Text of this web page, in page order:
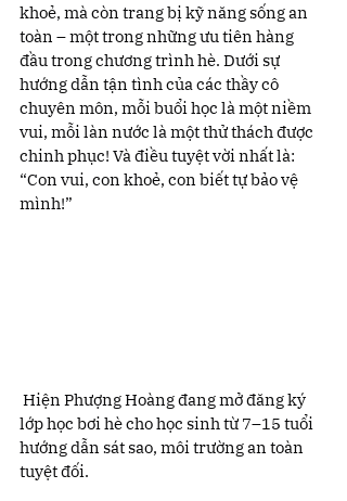
khoẻ, mà còn trang bị kỹ năng sống an
toàn – một trong những ưu tiên hàng
đầu trong chương trình hè. Dưới sự
hướng dẫn tận tình của các thầy cô
chuyên môn, mỗi buổi học là một niềm
vui, mỗi làn nước là một thử thách được
chinh phục! Và điều tuyệt vời nhất là:
“Con vui, con khoẻ, con biết tự bảo vệ
mình!”
Hiện Phượng Hoàng đang mở đăng ký
lớp học bơi hè cho học sinh từ 7–15 tuổi
hướng dẫn sát sao, môi trường an toàn
tuyệt đối.